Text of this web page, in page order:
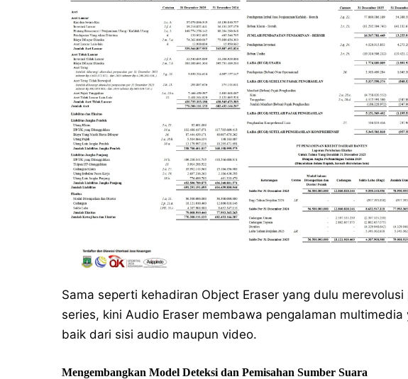
Sama seperti kehadiran Object Eraser yang dulu
series, kini Audio Eraser membawa pengalaman
baik dari sisi audio maupun video.
Mengembangkan Model Deteksi dan Pemisahan Sumber Suara